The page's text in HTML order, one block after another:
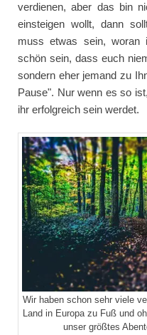
verdienen, aber das bin
einsteigen wollt, dann
muss etwas sein,
schön sein, dass euch
sondern eher jemand zu
Pause". Nur wenn es so
ihr erfolgreich sein werdet.
Wir haben schon sehr viele
Land in Europa zu Fuß und
unser größtes